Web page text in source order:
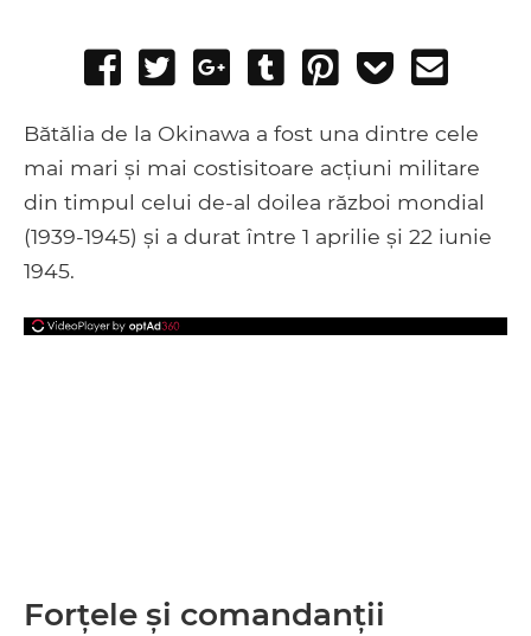
Share
Facebook
Tweet
Share
Google+
Post
Tumblr
Pin
Add
Pocket
Bătălia de la Okinawa a fost una dintre cele
mai mari și mai costisitoare acțiuni militare
din timpul celui de-al doilea război mondial
(1939-1945) și a durat între 1 aprilie și 22 iunie
1945.
Forțele și comandanții